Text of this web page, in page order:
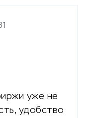
уже не
удобство